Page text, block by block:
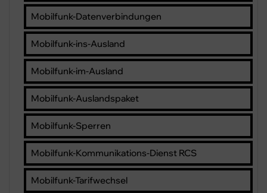
Mobilfunk-Datenverbindungen
Mobilfunk-ins-Ausland
Mobilfunk-im-Ausland
Mobilfunk-Auslandspaket
Mobilfunk-Sperren
Mobilfunk-Kommunikations-Dienst RCS
Mobilfunk-Tarifwechsel